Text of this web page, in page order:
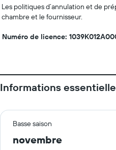
Les politiques d’annulation et de
chambre et le fournisseur.
Numéro de licence:
Informations
Basse saison
novembre